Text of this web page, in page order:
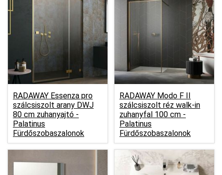
RADAWAY Essenza pro
szálcsiszolt arany DWJ
80 cm zuhanyajtó -
Palatinus
Fürdőszobaszalonok
RADAWAY Modo F II
szálcsiszolt réz walk-in
zuhanyfal 100 cm -
Palatinus
Fürdőszobaszalonok